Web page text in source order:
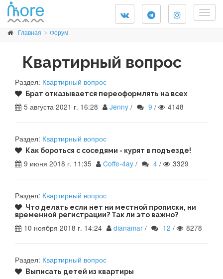
Главная Форум
Квартирный вопрос
Раздел: Квартирный вопрос
Брат отказывается переоформлять на всех
5 августа 2021 г. 16:28 Jenny / 9 / 4148
Раздел: Квартирный вопрос
Как бороться с соседями - курят в подъезде!
9 июня 2018 г. 11:35 Coffe-4ay / 4 / 3329
Раздел: Квартирный вопрос
Что делать если нет ни местной прописки, ни
временной регистрации? Так ли это важно?
10 ноября 2018 г. 14:24 dianamar / 12 / 8278
Раздел: Квартирный вопрос
Выписать детей из квартиры